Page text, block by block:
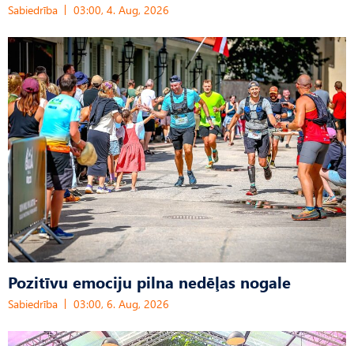
Sabiedrība 03:00, 4. Aug, 2026
Pozitīvu emociju pilna nedēļas nogale
Sabiedrība 03:00, 6. Aug, 2026